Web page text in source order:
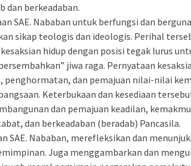
dan berkeadaban.
SAE. Nababan untuk berfungsi dan
sikap teologis dan ideologis. Perihal
hidup dengan posisi tegak lurus
jiwa raga. Pernyataan
penghormatan, dan pemajuan nilai-nilai
Keterbukaan dan kesediaan
dan pemajuan keadilan,
dan berkeadaban (beradab) Pancasila.
SAE. Nababan, merefleksikan dan
Juga menggambarkan dan